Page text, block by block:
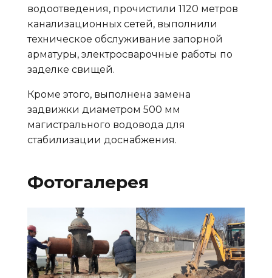
водоотведения, прочистили 1120 метров
канализационных сетей, выполнили
техническое обслуживание запорной
арматуры, электросварочные работы по
заделке свищей.
Кроме этого, выполнена замена
задвижки диаметром 500 мм
магистрального водовода для
стабилизации доснабжения.
Фотогалерея